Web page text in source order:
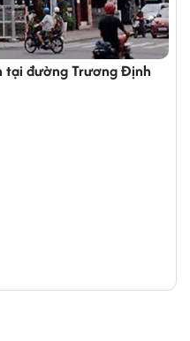
Tòa nhà cho thuê